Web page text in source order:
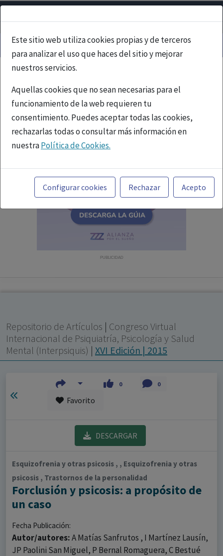
Este sitio web utiliza cookies propias y de terceros
para analizar el uso que haces del sitio y mejorar
nuestros servicios.
Aquellas cookies que no sean necesarias para el
funcionamiento de la web requieren tu
consentimiento. Puedes aceptar todas las cookies,
rechazarlas todas o consultar más información en
nuestraPolítica de Cookies.
Toda la información incluida en la Página Web está
referida a productos del mercado español y, por
tanto, dirigida a profesionales sanitarios legalmente
facultados para prescribir o dispensar medicamentos
con ejercicio profesional. La información técnica de los
fármacos se facilita a título meramente informativo,
Configurar cookies Rechazar Acepto
PUBLICIDAD
Repositorio de Artículos | Congreso Virtual
Internacional de Psiquiatría, Psicología y Salud
Mental (Interpsiquis) | XVI Edición | 2015
0 0
Favorito
DESCARGAR
Esquizofrenia y otras psicosis , , Esquizofrenia y otras
psicosis , Trastornos de la personalidad
Forclusión y psicosis: a propósito de
un caso
Fecha Publicación:
Autor/autores:A Matías Sanfrutos , I Martínez Lausín,
JP Paolini San Miguel, P Bernal Romaguera, C Bestué